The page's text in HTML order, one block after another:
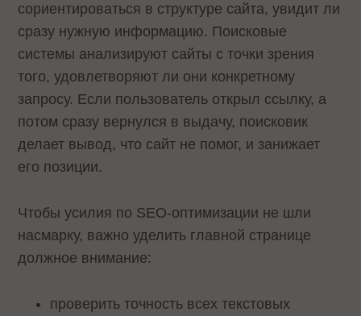
сориентироваться в структуре сайта, увидит ли
сразу нужную информацию. Поисковые
системы анализируют сайты с точки зрения
того, удовлетворяют ли они конкретному
запросу. Если пользователь открыл ссылку, а
потом сразу вернулся в выдачу, поисковик
делает вывод, что сайт не помог, и занижает
его позиции.
Чтобы усилия по SEO-оптимизации не шли
насмарку, важно уделить главной странице
должное внимание:
проверить точность всех текстовых